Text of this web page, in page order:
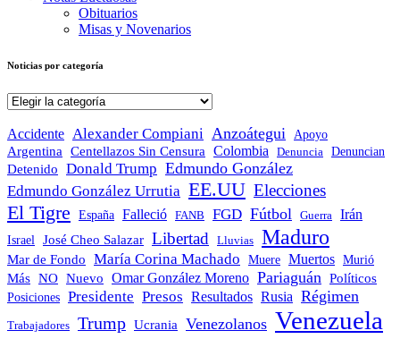
Obituarios
Misas y Novenarios
Noticias por categoría
Noticias
categoría
Accidente Alexander Compiani Anzoátegui Apoyo
Argentina Centellazos Sin Censura Colombia Denuncia Denuncian
Detenido
Donald Trump Edmundo González
Edmundo González Urrutia EE.UU Elecciones
El Tigre España Falleció FANB FGD Fútbol Guerra Irán
Israel José Cheo Salazar Libertad Lluvias Maduro
Mar de Fondo María Corina Machado Muere Muertos Murió
Más NO Nuevo Omar González Moreno Pariaguán Políticos
Posiciones Presidente Presos Resultados Rusia Régimen
Trabajadores Trump Ucrania Venezolanos Venezuela